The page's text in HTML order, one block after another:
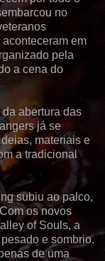
no
em
pela
a cena do
abertura das
já se
materiais e
a tradicional
subiu ao palco,
os novos
of Souls, a
e sombrio.
de uma